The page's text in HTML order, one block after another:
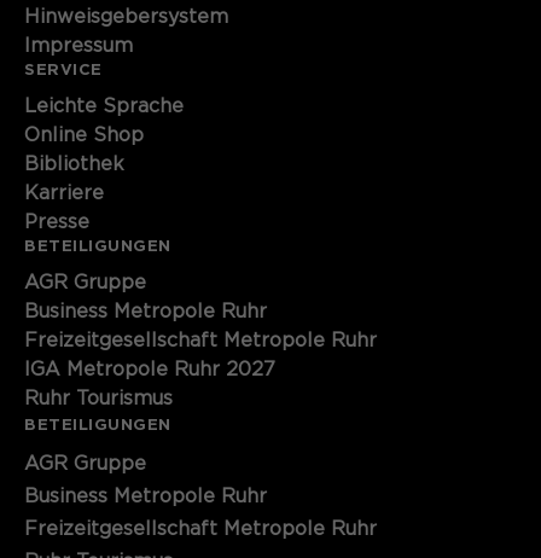
Hinweisgebersystem
Impressum
SERVICE
Leichte Sprache
Online Shop
Bibliothek
Karriere
Presse
BETEILIGUNGEN
AGR Gruppe
Business Metropole Ruhr
Freizeitgesellschaft Metropole Ruhr
IGA Metropole Ruhr 2027
Ruhr Tourismus
BETEILIGUNGEN
AGR Gruppe
Business Metropole Ruhr
Freizeitgesellschaft Metropole Ruhr